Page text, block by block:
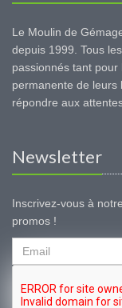
Le Moulin de
depuis 1999. Tous
passionnés tant
permanente de leurs
répondre aux
Newsletter
Inscrivez-vous à
promos !